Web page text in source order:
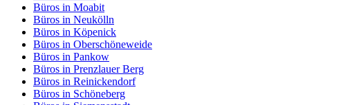
Büros in Moabit
Büros in Neukölln
Büros in Köpenick
Büros in Oberschöneweide
Büros in Pankow
Büros in Prenzlauer Berg
Büros in Reinickendorf
Büros in Schöneberg